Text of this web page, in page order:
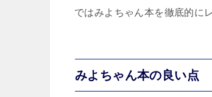
ではみよちゃん本を徹底的に
みよちゃん本の良い点